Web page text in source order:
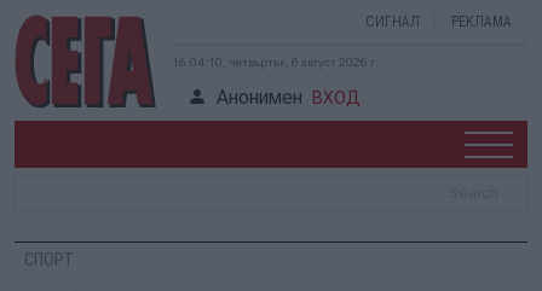
СИГНАЛ РЕКЛАМА
16:04:11, четвъртък, 6 август 2026 г.
Анонимен ВХОД
СПОРТ